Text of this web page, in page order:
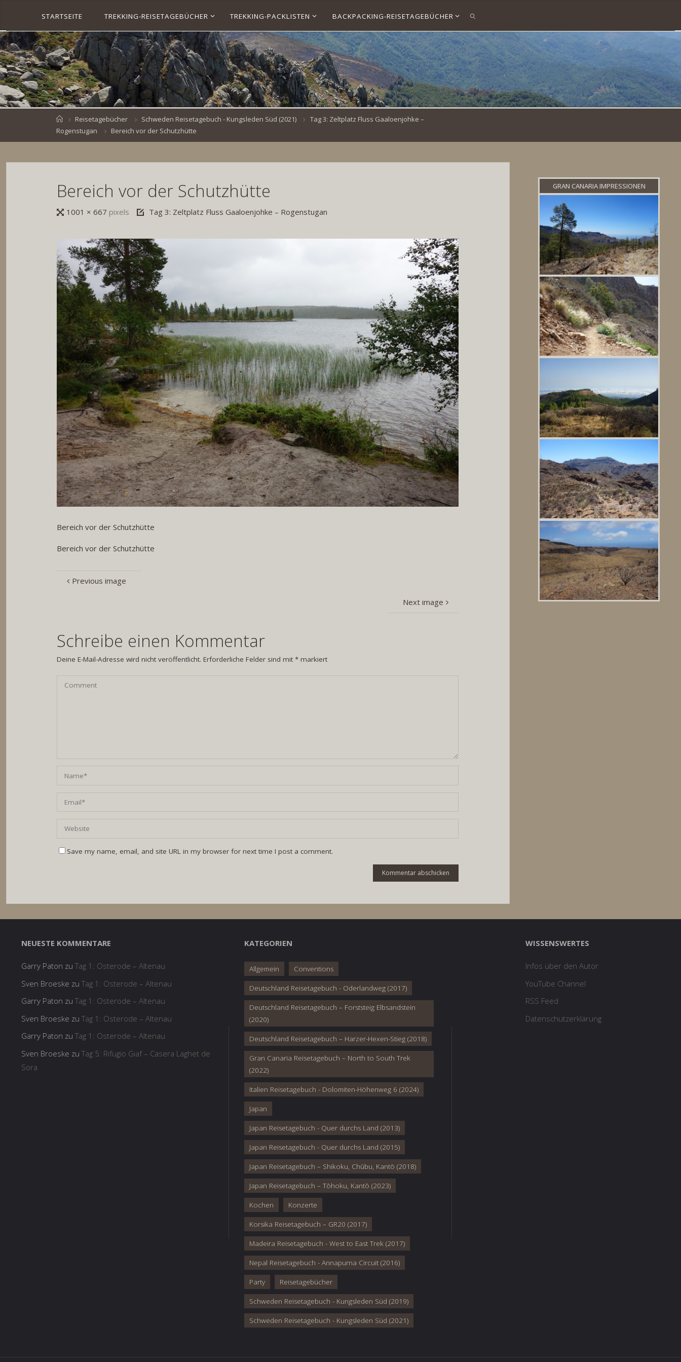
content
VE
NB
RO
ESK
E.D
STARTSEITE TREKKING-REISETAGEBÜCHER TREKKING-PACKLISTEN BACKPACKING-REISETAGEBÜCHER
SEARCH
HomeReisetagebücher Schweden Reisetagebuch - Kungsleden Süd (2021)
Tag 3: Zeltplatz Fluss Gaaloenjohke –
Rogenstugan
Bereich vor der Schutzhütte
Bereich vor der Schutzhütte
Full1001 × 667 pixels Tag 3: Zeltplatz Fluss Gaaloenjohke – Rogenstugan
Bereich vor der Schutzhütte
Bereich vor der Schutzhütte
Previous image
Next image
Schreibe einen Kommentar
Deine E-Mail-Adresse wird nicht veröffentlicht. Erforderliche Felder sind mit* markiert
Save my name, email, and site URL in my browser for next time I post a comment.
GRAN CANARIA IMPRESSIONEN
NEUESTE KOMMENTARE
Garry Paton zu Tag 1: Osterode – Altenau
Sven Broeske zu Tag 1: Osterode – Altenau
Garry Paton zu Tag 1: Osterode – Altenau
Sven Broeske zu Tag 1: Osterode – Altenau
Garry Paton zu Tag 1: Osterode – Altenau
Sven Broeske zu Tag 5: Rifugio Giaf – Casera Laghet de
Sora
KATEGORIEN
Allgemein Conventions
Deutschland Reisetagebuch - Oderlandweg (2017)
Deutschland Reisetagebuch – Forststeig Elbsandstein
(2020)
Deutschland Reisetagebuch – Harzer-Hexen-Stieg (2018)
Gran Canaria Reisetagebuch – North to South Trek
(2022)
Italien Reisetagebuch - Dolomiten-Höhenweg 6 (2024)
Japan
Japan Reisetagebuch - Quer durchs Land (2013)
Japan Reisetagebuch - Quer durchs Land (2015)
Japan Reisetagebuch – Shikoku, Chūbu, Kantō (2018)
Japan Reisetagebuch – Tōhoku, Kantō (2023)
Kochen Konzerte
Korsika Reisetagebuch – GR20 (2017)
Madeira Reisetagebuch - West to East Trek (2017)
Nepal Reisetagebuch - Annapurna Circuit (2016)
Party Reisetagebücher
Schweden Reisetagebuch - Kungsleden Süd (2019)
Schweden Reisetagebuch - Kungsleden Süd (2021)
WISSENSWERTES
Infos über den Autor
YouTube Channel
RSS Feed
Datenschutzerklärung